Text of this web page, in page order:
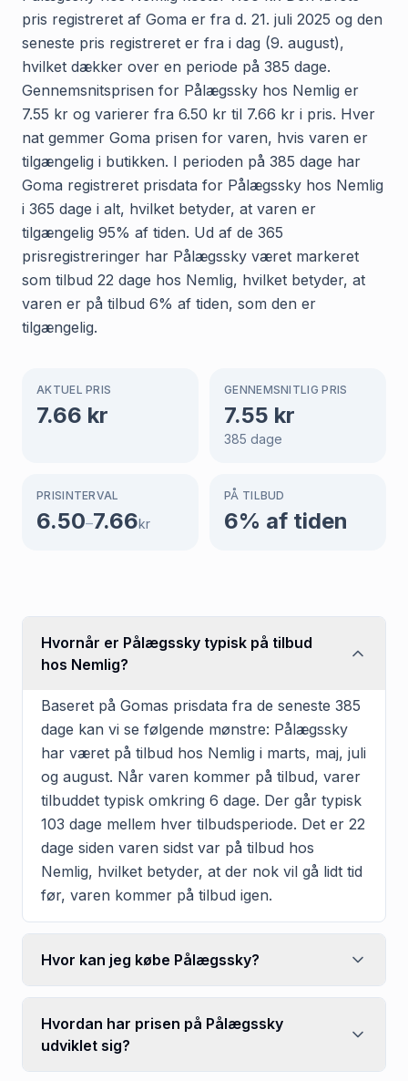
pris registreret af Goma er fra d. 21. juli 2025 og den
seneste pris registreret er fra i dag (9. august),
hvilket dækker over en periode på 385 dage.
Gennemsnitsprisen for Pålægssky hos Nemlig er
7.55 kr og varierer fra 6.50 kr til 7.66 kr i pris. Hver
nat gemmer Goma prisen for varen, hvis varen er
tilgængelig i butikken. I perioden på 385 dage har
Goma registreret prisdata for Pålægssky hos Nemlig
i 365 dage i alt, hvilket betyder, at varen er
tilgængelig 95% af tiden. Ud af de 365
prisregistreringer har Pålægssky været markeret
som tilbud 22 dage hos Nemlig, hvilket betyder, at
varen er på tilbud 6% af tiden, som den er
tilgængelig.
AKTUEL PRIS
7.66 kr
GENNEMSNITLIG PRIS
7.55 kr
385 dage
PRISINTERVAL
6.50–7.66kr
PÅ TILBUD
6% af tiden
Hvornår er Pålægssky typisk på tilbud
hos Nemlig?
Baseret på Gomas prisdata fra de seneste 385
dage kan vi se følgende mønstre: Pålægssky
har været på tilbud hos Nemlig i marts, maj, juli
og august. Når varen kommer på tilbud, varer
tilbuddet typisk omkring 6 dage. Der går typisk
103 dage mellem hver tilbudsperiode. Det er 22
dage siden varen sidst var på tilbud hos
Nemlig, hvilket betyder, at der nok vil gå lidt tid
før, varen kommer på tilbud igen.
Hvor kan jeg købe Pålægssky?
Hvordan har prisen på Pålægssky
udviklet sig?